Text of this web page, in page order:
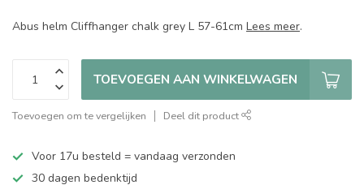
Abus helm Cliffhanger chalk grey L 57-61cm Lees meer.
TOEVOEGEN AAN WINKELWAGEN
Toevoegen om te vergelijken Deel dit product
Voor 17u besteld = vandaag verzonden
30 dagen bedenktijd